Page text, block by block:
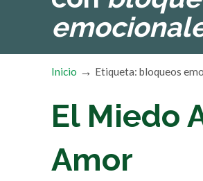
Inicio → Etiqueta: bloqueos
El Miedo
Amor